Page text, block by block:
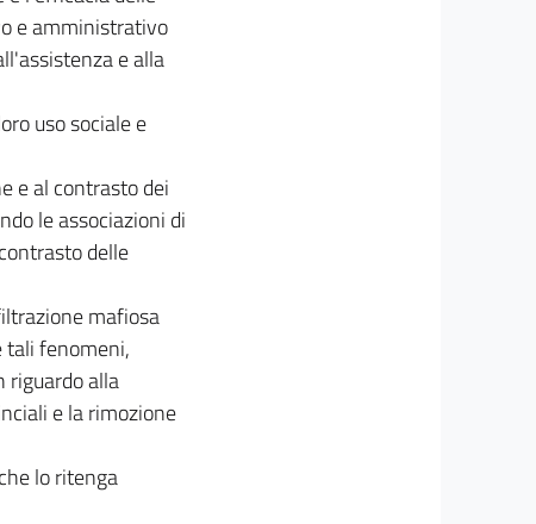
e amministrativo
e alla
uso sociale e
e al contrasto dei
le associazioni di
delle
mafiosa
tali fenomeni,
riguardo alla
e la rimozione
lo ritenga